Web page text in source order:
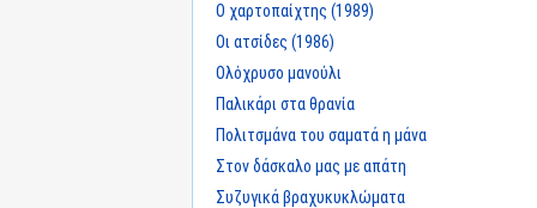
Ο χαρτοπαίχτης (1989)
Οι ατσίδες (1986)
Ολόχρυσο μανούλι
Παλικάρι στα θρανία
Πολιτσμάνα του σαματά η μάνα
Στον δάσκαλο μας με απάτη
Συζυγικά βραχυκυκλώματα